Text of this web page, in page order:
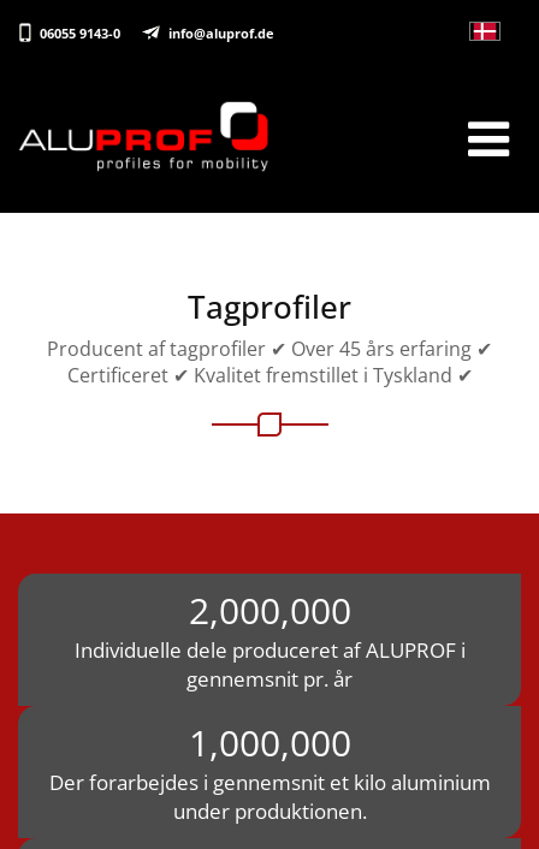
06055 9143-0 info@aluprof.de
Tagprofiler
Producent af tagprofiler ✔ Over 45 års erfaring ✔
Certificeret ✔ Kvalitet fremstillet i Tyskland ✔
2,000,000
Individuelle dele produceret af ALUPROF i
gennemsnit pr. år
1,000,000
Der forarbejdes i gennemsnit et kilo aluminium
under produktionen.